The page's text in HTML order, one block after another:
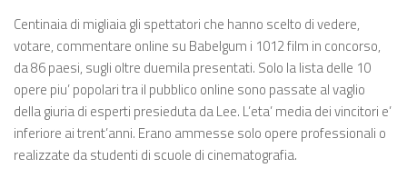
Centinaia di migliaia gli spettatori che hanno scelto di vedere,
votare, commentare online su Babelgum i 1012 film in concorso,
da 86 paesi, sugli oltre duemila presentati. Solo la lista delle 10
opere piu’ popolari tra il pubblico online sono passate al vaglio
della giuria di esperti presieduta da Lee. L’eta’ media dei vincitori e’
inferiore ai trent’anni. Erano ammesse solo opere professionali o
realizzate da studenti di scuole di cinematografia.